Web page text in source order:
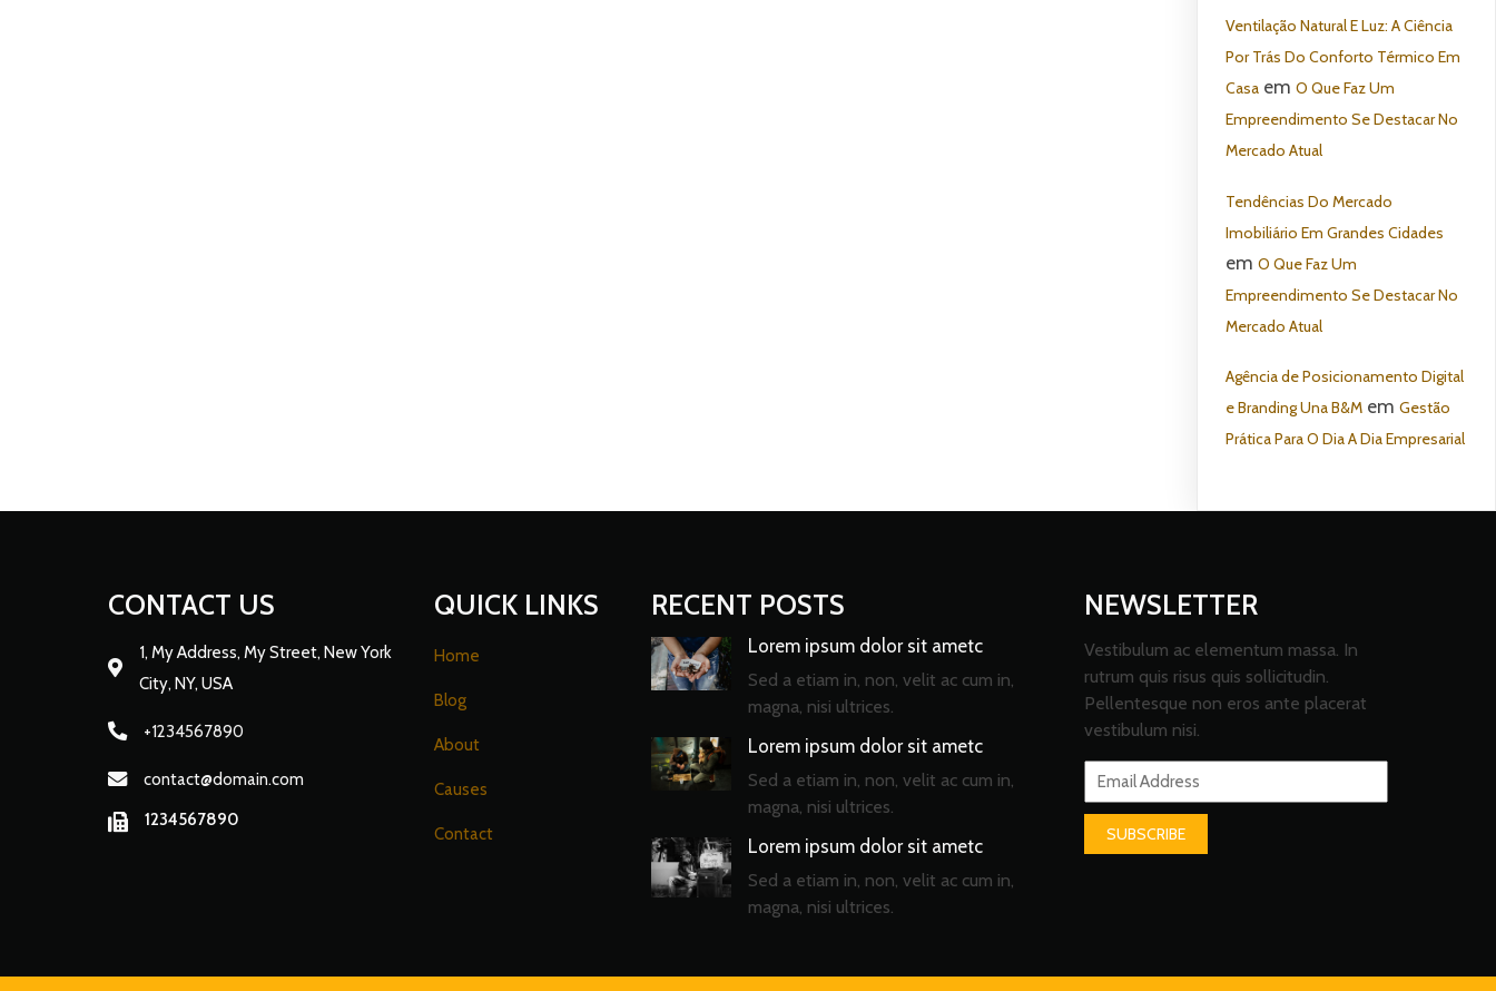
Ventilação Natural E Luz: A Ciência
Por Trás Do Conforto Térmico Em
Casa emO Que Faz Um
Empreendimento Se Destacar No
Mercado Atual
Tendências Do Mercado
Imobiliário Em Grandes Cidades
emO Que Faz Um
Empreendimento Se Destacar No
Mercado Atual
Agência de Posicionamento Digital
e Branding Una B&M emGestão
Prática Para O Dia A Dia Empresarial
CONTACT US
1, My Address, My Street, New York
City, NY, USA
+1234567890
contact@domain.com
1234567890
QUICK LINKS
Home
Blog
About
Causes
Contact
RECENT POSTS
Lorem ipsum dolor sit ametc
Sed a etiam in, non, velit ac cum in,
magna, nisi ultrices.
Lorem ipsum dolor sit ametc
Sed a etiam in, non, velit ac cum in,
magna, nisi ultrices.
Lorem ipsum dolor sit ametc
Sed a etiam in, non, velit ac cum in,
magna, nisi ultrices.
NEWSLETTER
Vestibulum ac elementum massa. In
rutrum quis risus quis sollicitudin.
Pellentesque non eros ante placerat
vestibulum nisi.
SUBSCRIBE